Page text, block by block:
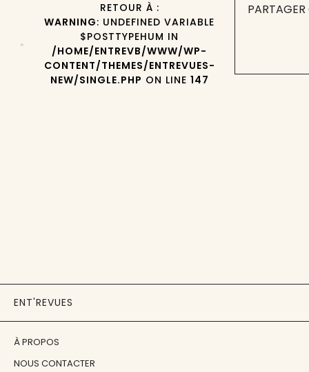
RETOUR À :
WARNING: UNDEFINED VARIABLE
$POSTTYPEHUM IN
/HOME/ENTREVB/WWW/WP-
CONTENT/THEMES/ENTREVUES-
NEW/SINGLE.PHP ON LINE 147
ENT'REVUES
À PROPOS
NOUS CONTACTER